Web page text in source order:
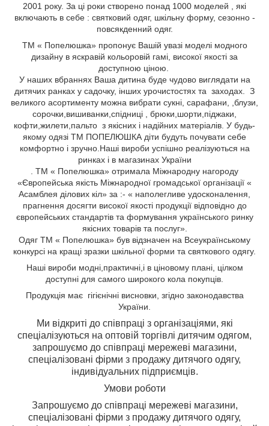
2001 року. За ці роки створено понад 1000 моделей , які
включають в себе : святковий одяг, шкільну форму, сезонно -
повсякденний одяг.
ТМ « Попелюшка» пропонує Вашій увазі моделі модного
дизайну в яскравій кольоровій гамі, високої якості за
доступною ціною.
У наших вбраннях Ваша дитина буде чудово виглядати на
дитячих ранках у садочку, інших урочистостях та заходах. З
великого асортименту можна вибрати сукні, сарафани,
,блузи,
сорочки,вишиванки,спідниці
, брюки,шорти,піджаки,
кофти,жилети,пальто з якісних і надійних матеріалів. У будь-
якому одязі ТМ ПОПЕЛЮШКА діти будуть почувати себе
комфортно і зручно.Наші вироби успішно реалізуються на
ринках і в магазинах України
. ТМ « Попелюшка» отримала Міжнародну нагороду
«Європейська якість Міжнародної громадської організації «
Асамблея ділових кіл» за :- « наполегливе удосконалення,
прагнення досягти високої якості продукції відповідно до
європейських стандартів та формування українського ринку
якісних товарів та послуг».
Одяг ТМ « Попелюшка» був відзначен на Всеукраїнському
конкурсі на кращі зразки шкільної форми та святкового одягу.
Наші вироби модні, практичні, ів ціновому плані, цілком
доступні для самого широкого кола покупців.
Продукція має гігієнічні висновки, згідно законодавства
України.
Ми відкриті до співпраці з організаціями, які
спеціалізуються на оптовій торгівлі дитячим одягом,
запрошуємо до співпраці мережеві магазини,
спеціалізовані фірми з продажу дитячого одягу,
індивідуальних підприємців.
Умови роботи
Запрошуємо до співпраці мережеві магазини,
спеціалізовані фірми з продажу дитячого одягу,